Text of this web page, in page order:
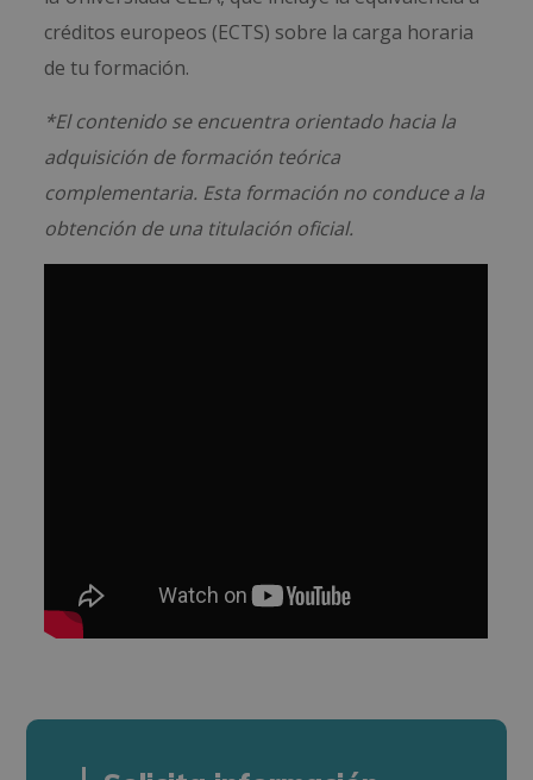
créditos europeos (ECTS) sobre la carga horaria
de tu formación.
*El contenido se encuentra orientado hacia la
adquisición de formación teórica
complementaria. Esta formación no conduce a la
obtención de una titulación oficial.